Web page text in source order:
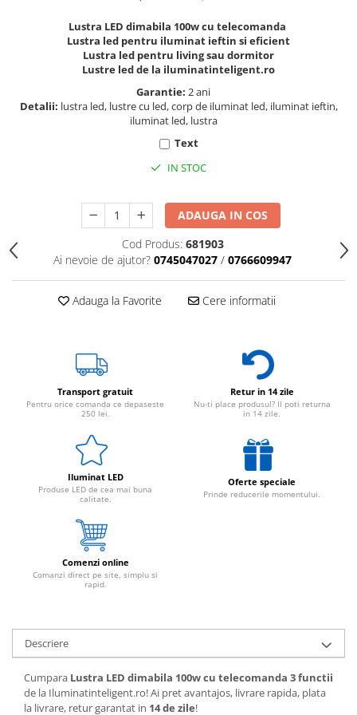
Lustra LED dimabila 100w cu telecomanda
Lustra led pentru iluminat ieftin si eficient
Lustra led pentru living sau dormitor
Lustre led de la iluminatinteligent.ro
Garantie: 2 ani
Detalii: lustra led, lustre cu led, corp de iluminat led, iluminat ieftin,
iluminat led, lustra
Text
IN STOC
ADAUGA IN COS
Cod Produs: 681903
Ai nevoie de ajutor? 0745047027 / 0766609947
Adauga la Favorite Cere informatii
Transport gratuit
Pentru orice comanda ce depaseste
250 lei.
Retur in 14 zile
Nu-ti place produsul? Il poti returna
in 14 zile.
Iluminat LED
Produse LED de cea mai buna
calitate.
Oferte speciale
Prinde reducerile momentului.
Comenzi online
Comanzi direct pe site, simplu si
rapid.
Descriere
Cumpara Lustra LED dimabila 100w cu telecomanda 3 functii
de la Iluminatinteligent.ro! Ai pret avantajos, livrare rapida, plata
la livrare, retur garantat in 14 de zile!